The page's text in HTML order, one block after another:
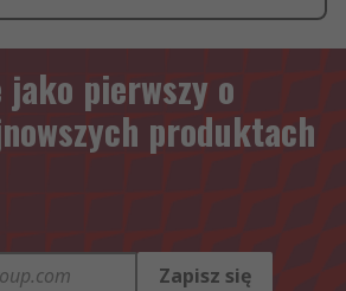
jako pierwszy o
produktach
Zapisz się